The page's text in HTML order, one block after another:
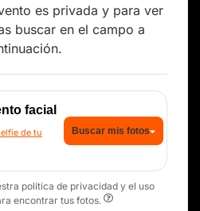
es privada y para ver
buscar en el campo a
facial
de tu
Buscar mis fotos
política de privacidad y el uso
encontrar tus fotos.